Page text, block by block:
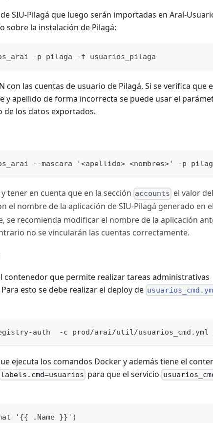
SIU-Pilagá que luego serán importadas en Araí-
sobre la instalación de Pilagá:
-p pilaga -f usuarios_pilaga
con las cuentas de usuario de Pilagá. Si se verifica que
y apellido de forma incorrecta se puede usar el
los datos exportados.
--mascara '<apellido> <nombres>' -p
tener en cuenta que en la sección accounts el valor del
el nombre de la aplicación de SIU-Pilagá generado en el
se recomienda modificar el nombre de la aplicación
no se vincularán las cuentas correctamente.
contenedor que permite realizar tareas administrativas
esto se debe realizar el deploy de
auth  -c prod/arai/util/usuarios_cmd.yml
ejecuta los comandos Docker y además tiene el
labels.cmd=usuarios para que el servicio
'{{ .Name }}')